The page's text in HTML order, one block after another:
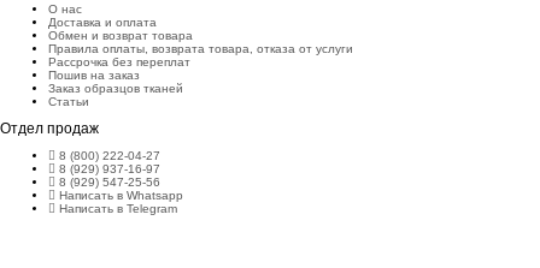
О нас
Доставка и оплата
Обмен и возврат товара
Правила оплаты, возврата товара, отказа от услуги
Рассрочка без переплат
Пошив на заказ
Заказ образцов тканей
Статьи
Отдел продаж
8 (800) 222-04-27
8 (929) 937-16-97
8 (929) 547-25-56
Написать в Whatsapp
Написать в Telegram